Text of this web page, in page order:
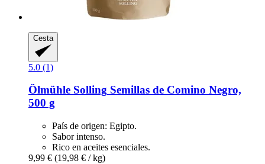
Cesta
5.0 (1)
Ölmühle Solling Semillas de Comino Negro,
500 g
País de origen: Egipto.
Sabor intenso.
Rico en aceites esenciales.
9,99 € (19,98 € / kg)